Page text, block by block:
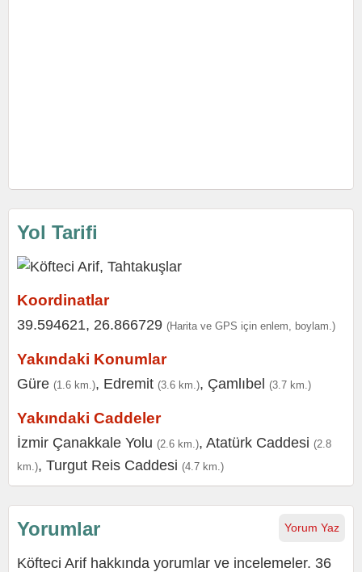
Yol Tarifi
Koordinatlar
39.594621, 26.866729 (Harita ve GPS için enlem, boylam.)
Yakındaki Konumlar
Güre (1.6 km.), Edremit (3.6 km.), Çamlıbel (3.7 km.)
Yakındaki Caddeler
İzmir Çanakkale Yolu (2.6 km.), Atatürk Caddesi (2.8
km.), Turgut Reis Caddesi (4.7 km.)
Yorum Yaz
Yorumlar
Köfteci Arif hakkında yorumlar ve incelemeler. 36